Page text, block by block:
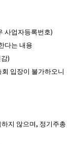
업자등록번호)
는 내용
)
입장이 불가하오니
지 않으며, 정기주총